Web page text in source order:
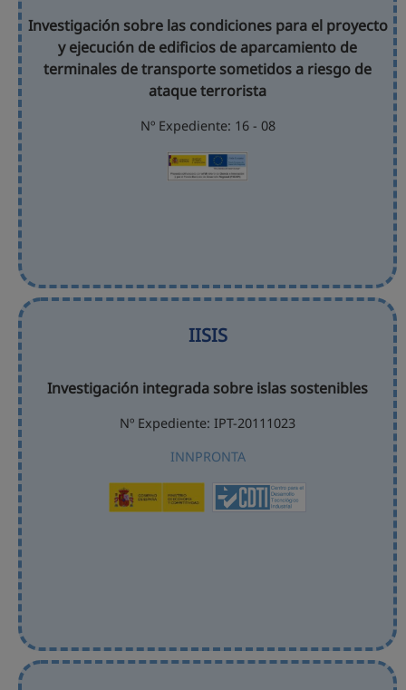
Investigación sobre las condiciones para el proyecto
y ejecución de edificios de aparcamiento de
terminales de transporte sometidos a riesgo de
ataque terrorista
Nº Expediente: 16 - 08
IISIS
Investigación integrada sobre islas sostenibles
Nº Expediente: IPT-20111023
INNPRONTA